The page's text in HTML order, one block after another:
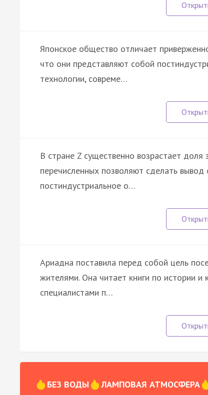
Японское общество отличает
что они представляют собой
технологии, совреме…
В стране Z существенно возрастает доля
перечисленных позволяют сделать вывод
постиндустриальное о…
Ариадна поставила перед собой цель
жителями. Она читает книги по истории и
специалистами п…
БЕЗ ВОДЫ ЛАМПОВАЯ АТМОСФЕРА